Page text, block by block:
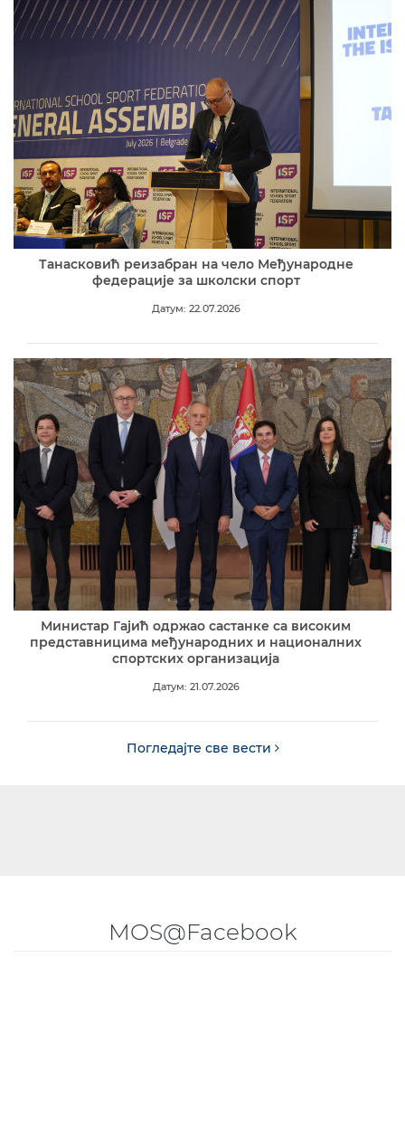
Танасковић реизабран на чело Међународне
федерације за школски спорт
Датум: 22.07.2026
Министар Гајић одржао састанке са високим
представницима међународних и националних
спортских организација
Датум: 21.07.2026
Погледајте све вести
MOS@Facebook